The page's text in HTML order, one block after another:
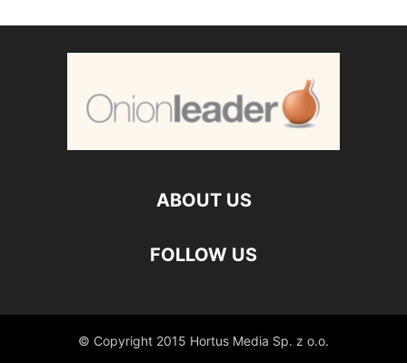
ABOUT US
FOLLOW US
© Copyright 2015 Hortus Media Sp. z o.o.